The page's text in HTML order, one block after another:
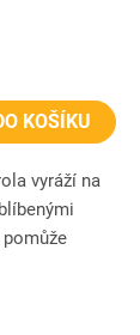
KOŠÍKU
vyráží na